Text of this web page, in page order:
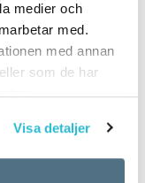
medier och
med.
med annan
som de har
Visa detaljer
Männens
oavsett
positiva till hen
finns i